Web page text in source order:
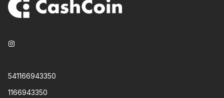
541166943350
1166943350